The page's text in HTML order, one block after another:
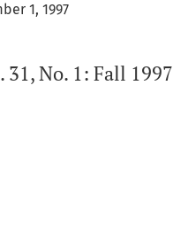
1, 1997
31, No. 1: Fall 1997